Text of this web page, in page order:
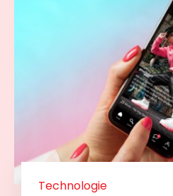
Technologie